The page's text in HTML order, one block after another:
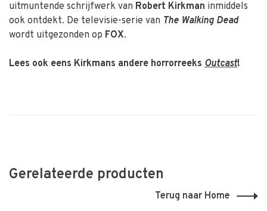
uitmuntende schrijfwerk van Robert Kirkman inmiddels
ook ontdekt. De televisie-serie van The Walking Dead
wordt uitgezonden op FOX.
Lees ook eens Kirkmans andere horrorreeks Outcast!
Gerelateerde producten
Terug naar Home